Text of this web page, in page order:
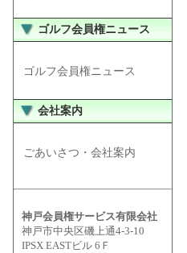
ゴルフ会員権ニュース
ゴルフ会員権ニュース
会社案内
ごあいさつ・会社案内
神戸会員権サービス有限会社
神戸市中央区磯上通4-3-10
IPSX EASTビル 6Ｆ